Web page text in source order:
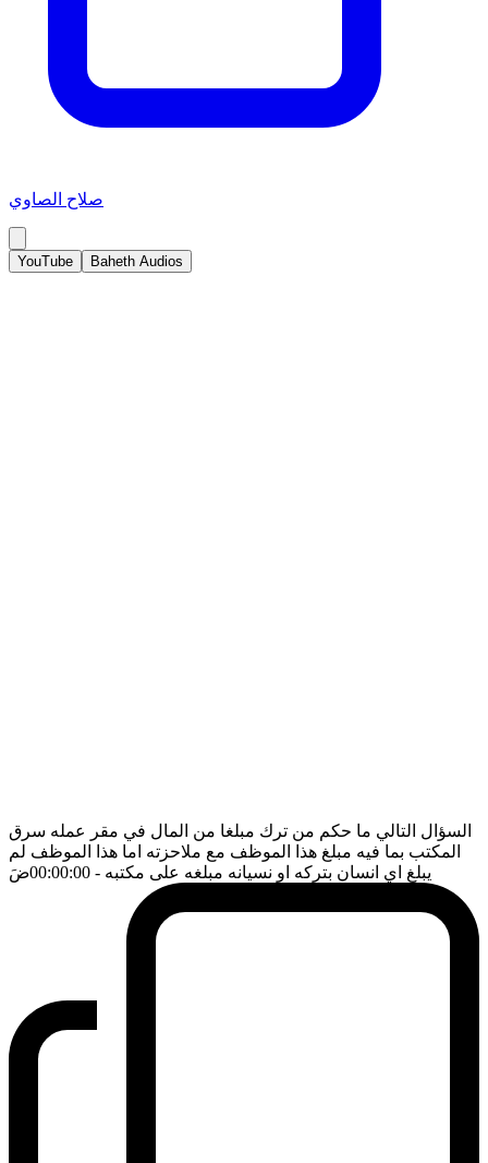
صلاح الصاوي
YouTube Baheth Audios
السؤال التالي ما حكم من ترك مبلغا من المال في مقر عمله سرق
المكتب بما فيه مبلغ هذا الموظف مع ملاحزته اما هذا الموظف لم
يبلغ اي انسان بتركه او نسيانه مبلغه على مكتبه - 00:00:00 ضَ